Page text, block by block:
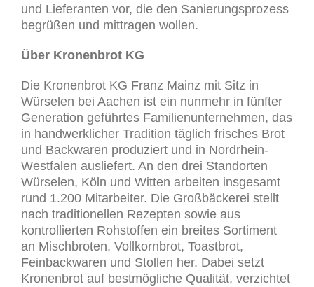
und Lieferanten vor, die den Sanierungsprozess
begrüßen und mittragen wollen.
Über Kronenbrot KG
Die Kronenbrot KG Franz Mainz mit Sitz in
Würselen bei Aachen ist ein nunmehr in fünfter
Generation geführtes Familienunternehmen, das
in handwerklicher Tradition täglich frisches Brot
und Backwaren produziert und in Nordrhein-
Westfalen ausliefert. An den drei Standorten
Würselen, Köln und Witten arbeiten insgesamt
rund 1.200 Mitarbeiter. Die Großbäckerei stellt
nach traditionellen Rezepten sowie aus
kontrollierten Rohstoffen ein breites Sortiment
an Mischbroten, Vollkornbrot, Toastbrot,
Feinbackwaren und Stollen her. Dabei setzt
Kronenbrot auf bestmögliche Qualität, verzichtet